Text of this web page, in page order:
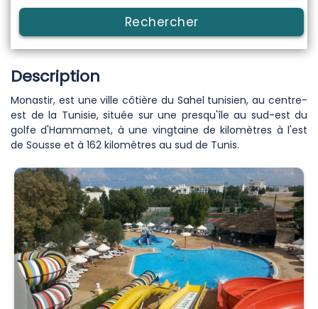
Rechercher
Description
Monastir, est une ville côtière du Sahel tunisien, au centre-
est de la Tunisie, située sur une presqu'île au sud-est du
golfe d'Hammamet, à une vingtaine de kilomètres à l'est
de Sousse et à 162 kilomètres au sud de Tunis.